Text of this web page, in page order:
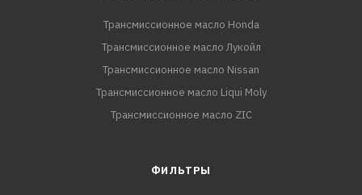
Трансмиссионное масло Honda
Трансмиссионное масло Лукойл
Трансмиссионное масло Nissan
Трансмиссионное масло Liqui Moly
Трансмиссионное масло ZIC
ФИЛЬТРЫ